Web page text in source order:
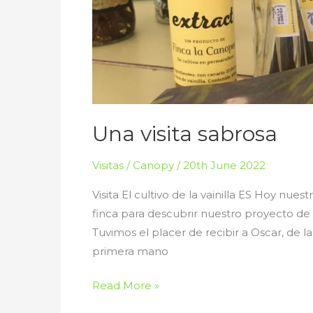
Una visita sabrosa
Visitas / Canopy /20th June 2022
Visita El cultivo de la vainilla ES Hoy
finca para descubrir nuestro proyecto de
Tuvimos el placer de recibir a Oscar, de
primera mano
Una
Read More »